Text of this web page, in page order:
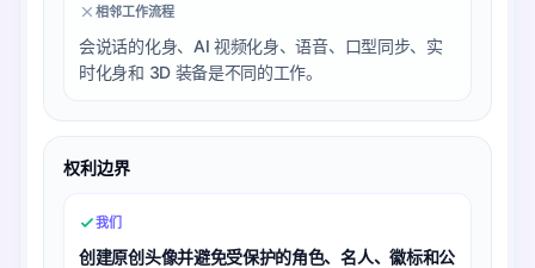
相邻工作流程
会说话的化身、AI 视频化身、语音、口型同步、实
时化身和 3D 装备是不同的工作。
权利边界
我们
创建原创头像并避免受保护的角色、名人、徽标和公